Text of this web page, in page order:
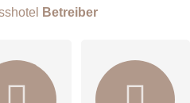
Betreiber